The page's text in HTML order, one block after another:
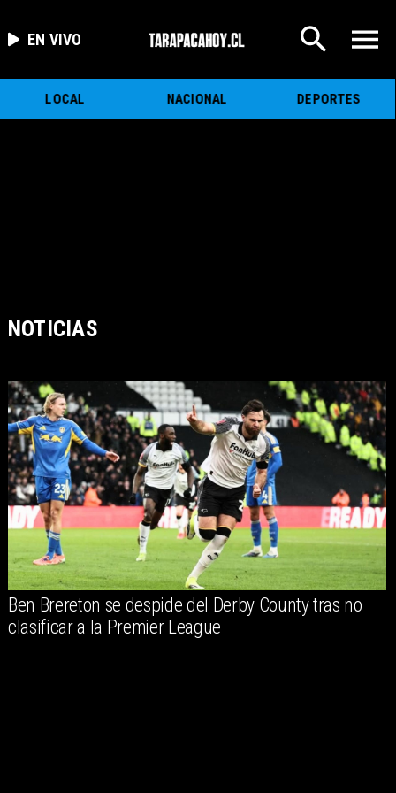
EN VIVO
LOCAL NACIONAL DEPORTES
NOTICIAS
Ben Brereton se despide del Derby County tras no
clasificar a la Premier League